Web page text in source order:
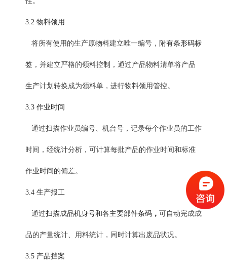
3.2 物料领用
将所有使用的生产原物料建立唯一编号，附有条形码标
签 ，并建立严格的领料控制，通过产品物料清单将产品
生产计划转换成为领料单，进行物料领用管控。
3.3 作业时间
通过扫描作业员编号、机台号，记录每个作业员的工作
时间，经统计分析，可计算每批产品的作业时间和标准
作业时间的偏差。
3.4 生产报工
通过扫描成品机身号和各主要部件条码 ， 可自动完成成
品的产量统计、用料统计，同时计算出废品状况。
3.5 产品挡案